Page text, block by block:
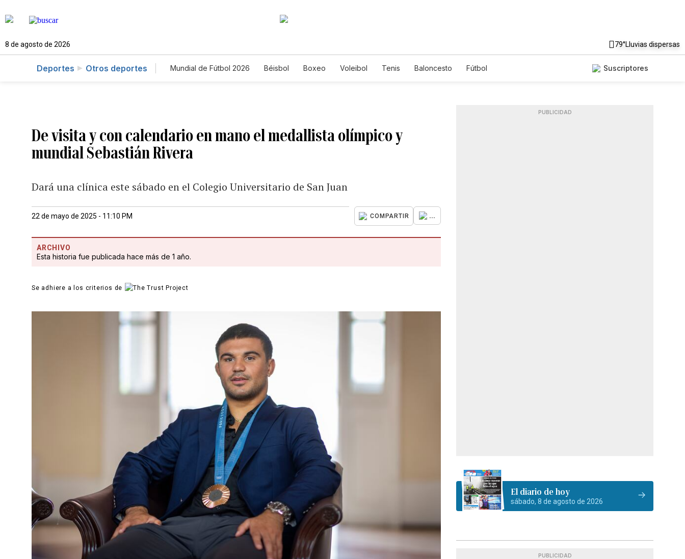
8 de agosto de 2026 79°Lluvias dispersas
Deportes Otros deportes Mundial de Fútbol 2026 Béisbol Boxeo Voleibol Tenis Baloncesto Fútbol Suscriptores
De visita y con calendario en mano el medallista olímpico y
mundial Sebastián Rivera
Dará una clínica este sábado en el Colegio Universitario de San Juan
22 de mayo de 2025 - 11:10 PM COMPARTIR ...
ARCHIVO
Esta historia fue publicada hace más de 1 año.
Se adhiere a los criterios de
PUBLICIDAD
El diario de hoy
sábado, 8 de agosto de 2026
PUBLICIDAD